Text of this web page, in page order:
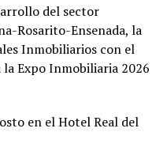
del sector
Rosarito-Ensenada, la
Inmobiliarios con el
Expo Inmobiliaria 2026
en el HotelReal del